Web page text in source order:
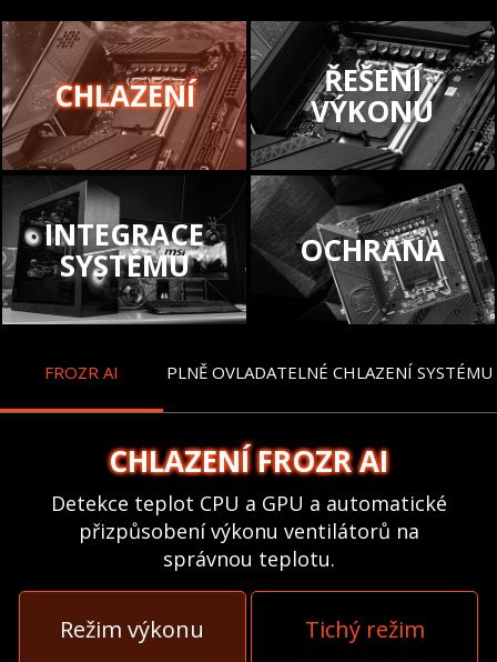
CHLAZENÍ ŘEŠENÍ
VÝKONU
INTEGRACE
SYSTÉMU OCHRANA
FROZR AI PLNĚ OVLADATELNÉ CHLAZENÍ SYSTÉMU
CHLAZENÍ FROZR AI
Detekce teplot CPU a GPU a automatické
přizpůsobení výkonu ventilátorů na
správnou teplotu.
Režim výkonu Tichý režim